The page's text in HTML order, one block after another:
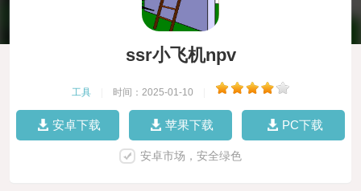
ssr小飞机npv
工具 时间：2025-01-10
安卓下载 苹果下载 PC下载
安卓市场，安全绿色